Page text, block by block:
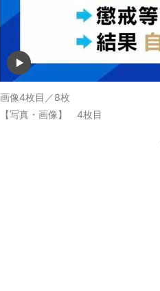
画像4枚目／8枚
【写真・画像】 4枚目